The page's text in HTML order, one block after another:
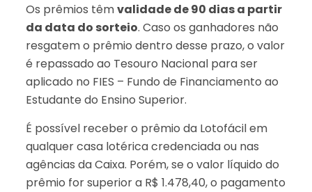
Os prêmios têmvalidade de 90 dias a partir
da data do sorteio. Caso os ganhadores não
resgatem o prêmio dentro desse prazo, o valor
é repassado ao Tesouro Nacional para ser
aplicado no FIES – Fundo de Financiamento ao
Estudante do Ensino Superior.
É possível receber o prêmio da Lotofácil em
qualquer casa lotérica credenciada ou nas
agências da Caixa. Porém, se o valor líquido do
prêmio for superior a R$ 1.478,40, o pagamento